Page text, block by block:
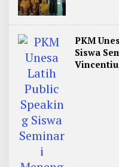
PKM
Siswa